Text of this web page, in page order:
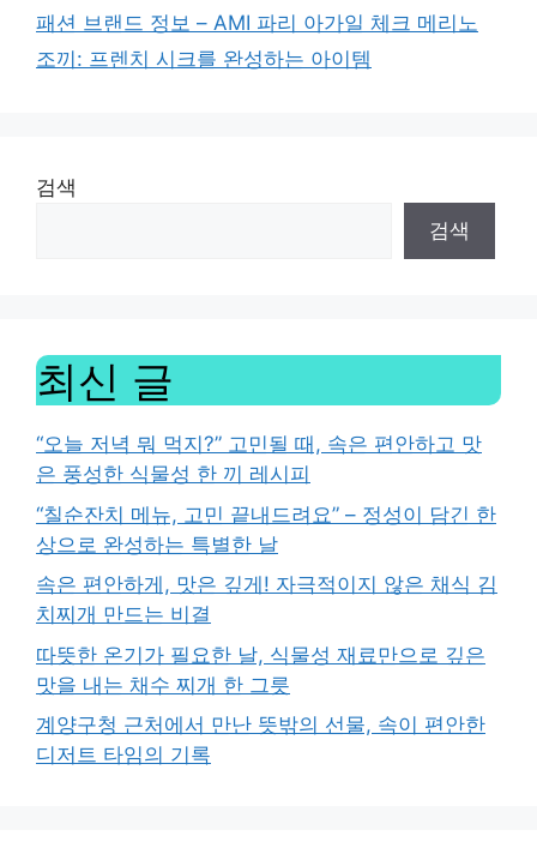
패션 브랜드 정보 – AMI 파리 아가일 체크 메리노
조끼: 프렌치 시크를 완성하는 아이템
검색
검색
최신 글
“오늘 저녁 뭐 먹지?” 고민될 때, 속은 편안하고 맛
은 풍성한 식물성 한 끼 레시피
“칠순잔치 메뉴, 고민 끝내드려요” – 정성이 담긴 한
상으로 완성하는 특별한 날
속은 편안하게, 맛은 깊게! 자극적이지 않은 채식 김
치찌개 만드는 비결
따뜻한 온기가 필요한 날, 식물성 재료만으로 깊은
맛을 내는 채수 찌개 한 그릇
계양구청 근처에서 만난 뜻밖의 선물, 속이 편안한
디저트 타임의 기록